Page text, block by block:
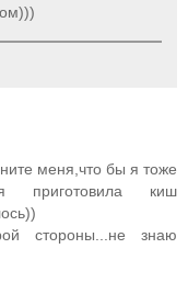
меня,что бы я тоже
приготовила киш
стороны...не знаю